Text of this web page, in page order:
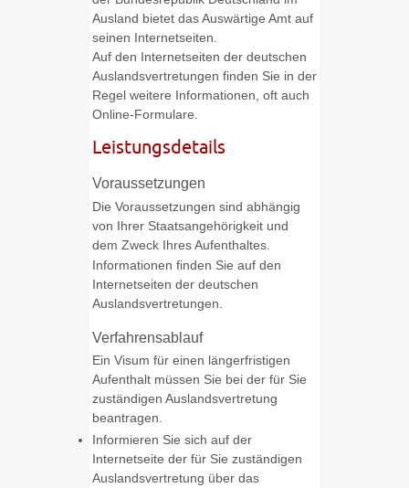
Ausland bietet das Auswärtige Amt auf
seinen Internetseiten.
Auf den Internetseiten der deutschen
Auslandsvertretungen finden Sie in der
Regel weitere Informationen, oft auch
Online-Formulare.
Leistungsdetails
Voraussetzungen
Die Voraussetzungen sind abhängig
von Ihrer Staatsangehörigkeit und
dem Zweck Ihres Aufenthaltes.
Informationen finden Sie auf den
Internetseiten der deutschen
Auslandsvertretungen.
Verfahrensablauf
Ein Visum für einen längerfristigen
Aufenthalt müssen Sie bei der für Sie
zuständigen Auslandsvertretung
beantragen.
Informieren Sie sich auf der
Internetseite der für Sie zuständigen
Auslandsvertretung über das